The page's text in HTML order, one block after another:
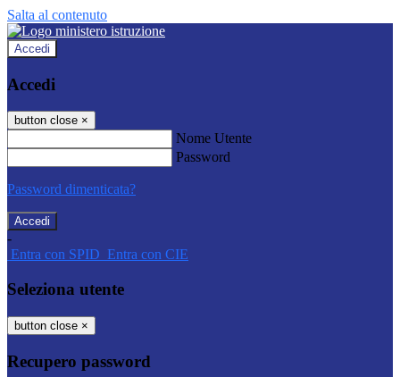
Salta al contenuto
Accedi
Accedi
button close ×
Nome Utente
Password
Password dimenticata?
-
Entra con SPID Entra con CIE
Seleziona utente
button close ×
Recupero password